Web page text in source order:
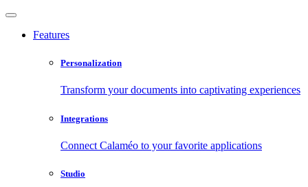
Features
Personalization
Transform your documents into captivating experiences
Integrations
Connect Calaméo to your favorite applications
Studio